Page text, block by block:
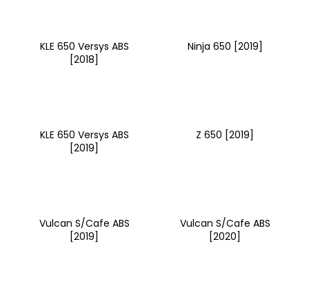
KLE 650 Versys ABS
[2018]
Ninja 650 [2019]
KLE 650 Versys ABS
[2019]
Z 650 [2019]
Vulcan S/Cafe ABS
[2019]
Vulcan S/Cafe ABS
[2020]